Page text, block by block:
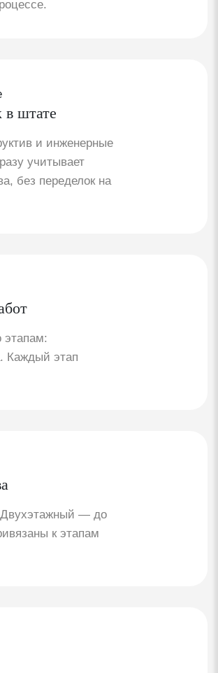
в штате
и инженерные
учитывает
без переделок на
этапам:
Каждый этап
— до
к этапам